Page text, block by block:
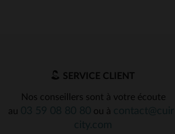
SERVICE CLIENT
Nos conseillers sont à votre écoute
au
ou à